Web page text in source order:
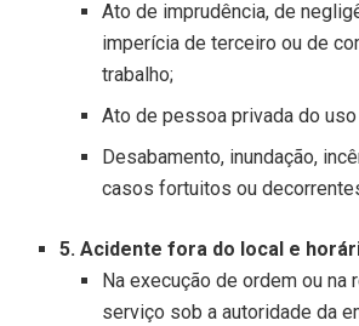
Ato de imprudência, de
imperícia de terceiro ou de
trabalho;
Ato de pessoa privada do uso
Desabamento, inundação,
casos fortuitos ou
5. Acidente fora do local e
Na execução de ordem ou na
serviço sob a autoridade da